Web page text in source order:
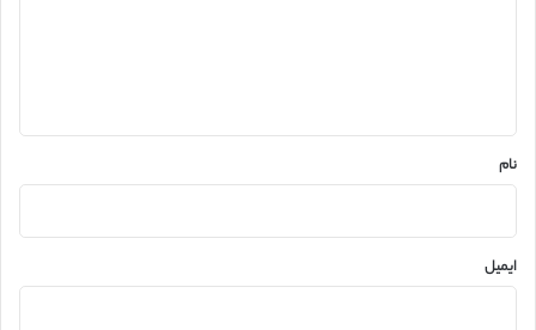
نام
ایمیل